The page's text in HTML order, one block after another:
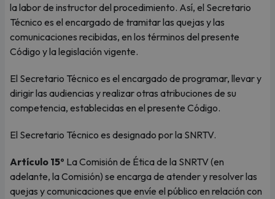
la labor de instructor del procedimiento. Así, el Secretario
Técnico es el encargado de tramitar las quejas y las
comunicaciones recibidas, en los términos del presente
Código y la legislación vigente.
El Secretario Técnico es el encargado de programar, llevar y
dirigir las audiencias y realizar otras atribuciones de su
competencia, establecidas en el presente Código.
El Secretario Técnico es designado por la SNRTV.
Artículo 15º La Comisión de Ética de la SNRTV (en
adelante, la Comisión) se encarga de atender y resolver las
quejas y comunicaciones que envíe el público en relación con